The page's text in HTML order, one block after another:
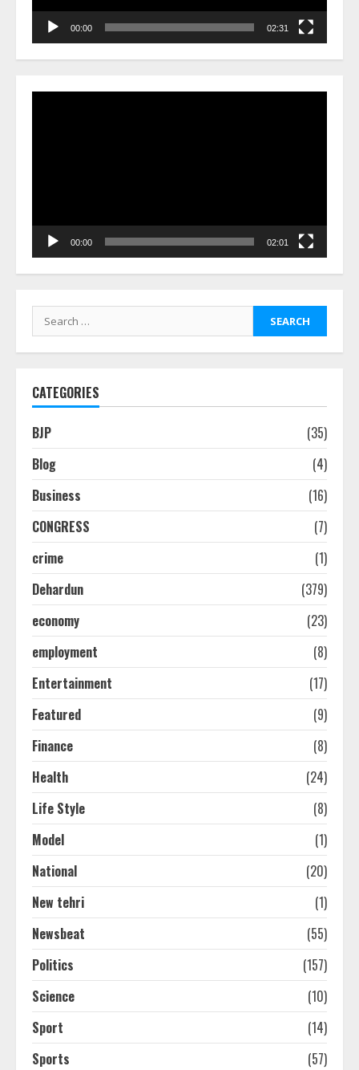
00:00 02:31
00:00 02:01
Search
for:
CATEGORIES
BJP
(35)
Blog
(4)
Business
(16)
CONGRESS
(7)
crime
(1)
Dehardun
(379)
economy
(23)
employment
(8)
Entertainment
(17)
Featured
(9)
Finance
(8)
Health
(24)
Life Style
(8)
Model
(1)
National
(20)
New tehri
(1)
Newsbeat
(55)
Politics
(157)
Science
(10)
Sport
(14)
Sports
(57)